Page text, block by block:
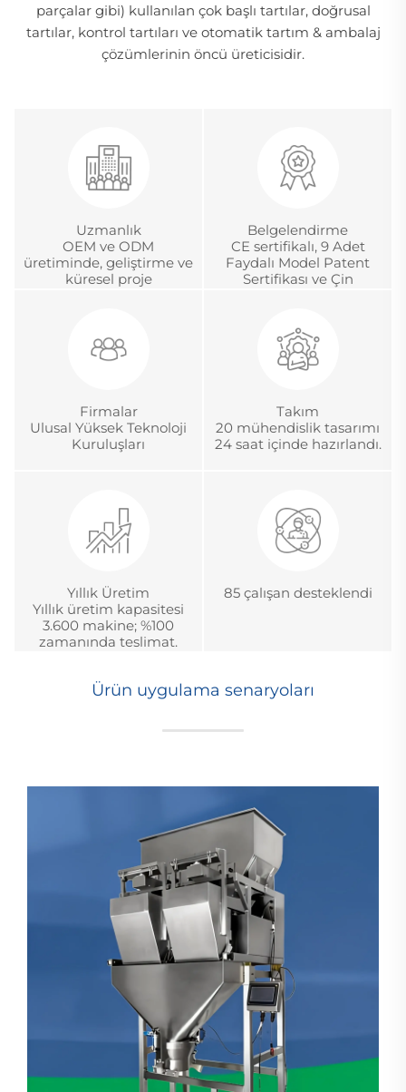
parçalar gibi) kullanılan çok başlı tartılar, doğrusal
tartılar, kontrol tartıları ve otomatik tartım & ambalaj
çözümlerinin öncü üreticisidir.
Uzmanlık
OEM ve ODM
üretiminde, geliştirme ve
küresel proje
Belgelendirme
CE sertifikalı, 9 Adet
Faydalı Model Patent
Sertifikası ve Çin
Firmalar
Ulusal Yüksek Teknoloji
Kuruluşları
Takım
20 mühendislik tasarımı
24 saat içinde hazırlandı.
Yıllık Üretim
Yıllık üretim kapasitesi
3.600 makine; %100
zamanında teslimat.
85 çalışan desteklendi
Ürün uygulama senaryoları